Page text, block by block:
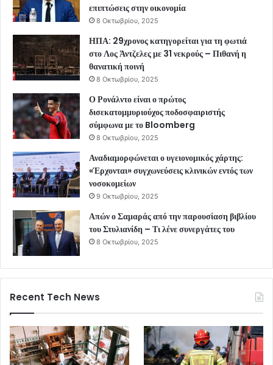
επιπτώσεις στην οικονομία
8 Οκτωβρίου, 2025
ΗΠΑ: 29χρονος κατηγορείται για τη φωτιά
στο Λος Άντζελες με 31 νεκρούς – Πιθανή η
θανατική ποινή
8 Οκτωβρίου, 2025
Ο Ρονάλντο είναι ο πρώτος
δισεκατομμυριούχος ποδοσφαιριστής
σύμφωνα με το Bloomberg
8 Οκτωβρίου, 2025
Αναδιαμορφώνεται ο υγειονομικός χάρτης:
«Έρχονται» συγχωνεύσεις κλινικών εντός των
νοσοκομείων
9 Οκτωβρίου, 2025
Απών ο Σαμαράς από την παρουσίαση βιβλίου
του Στυλιανίδη – Τι λένε συνεργάτες του
8 Οκτωβρίου, 2025
Recent Tech News